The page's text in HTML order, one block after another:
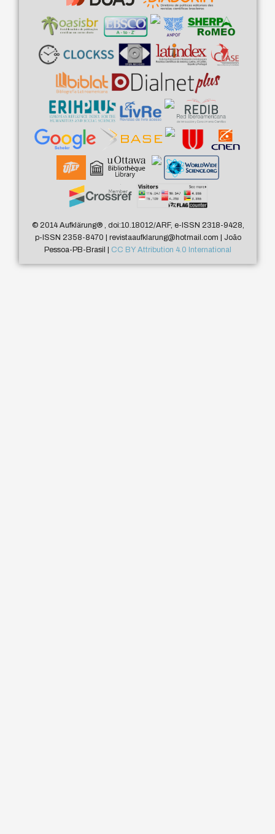
© 2014 Aufklärung®, doi:10.18012/ARF, e-ISSN 2318-9428,
p-ISSN 2358-8470 | revistaaufklarung@hotmail.com | João
Pessoa-PB-Brasil | CC BY Attribution 4.0 International